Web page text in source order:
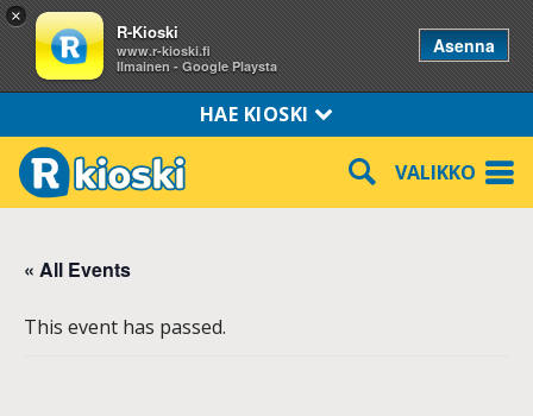
×
R-Kioski
www.r-kioski.fi
Ilmainen - Google Playsta
Asenna
HAE KIOSKI
VALIKKO
« All Events
This event has passed.